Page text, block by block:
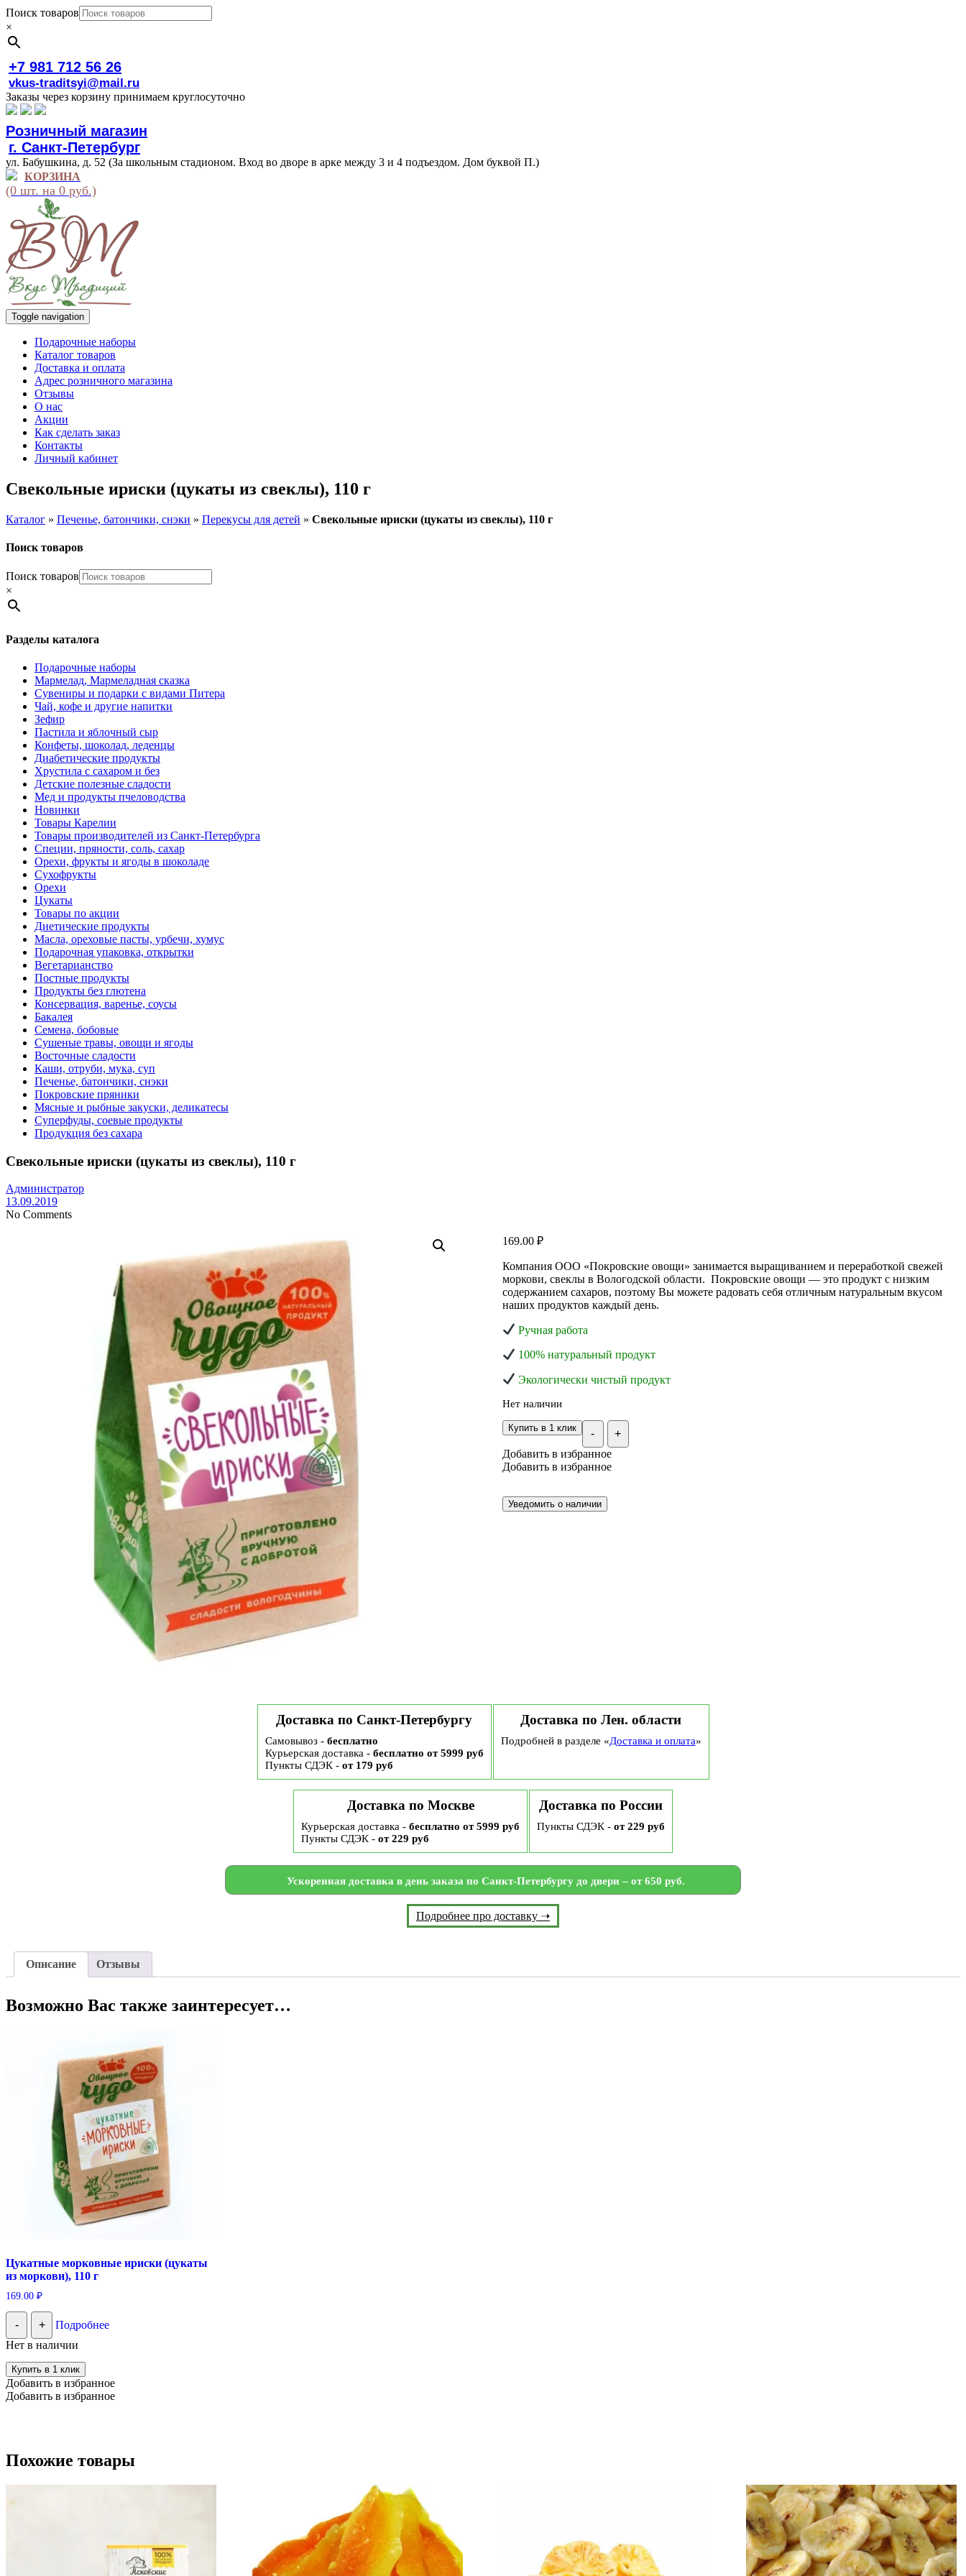
Поиск товаров
×
+7 981 712 56 26
vkus-traditsyi@mail.ru
Заказы через корзину принимаем круглосуточно
Розничный магазин
г. Санкт-Петербург
ул. Бабушкина, д. 52 (За школьным стадионом. Вход во дворе в арке между 3 и 4 подъездом. Дом буквой П.)
КОРЗИНА
(0 шт. на 0 руб.)
Toggle navigation
Подарочные наборы
Каталог товаров
Доставка и оплата
Адрес розничного магазина
Отзывы
О нас
Акции
Как сделать заказ
Контакты
Личный кабинет
Свекольные ириски (цукаты из свеклы), 110 г
Каталог » Печенье, батончики, снэки » Перекусы для детей » Свекольные ириски (цукаты из свеклы), 110 г
Поиск товаров
Поиск товаров
×
Разделы каталога
Подарочные наборы
Мармелад, Мармеладная сказка
Сувениры и подарки с видами Питера
Чай, кофе и другие напитки
Зефир
Пастила и яблочный сыр
Конфеты, шоколад, леденцы
Диабетические продукты
Хрустила с сахаром и без
Детские полезные сладости
Мед и продукты пчеловодства
Новинки
Товары Карелии
Товары производителей из Санкт-Петербурга
Специи, пряности, соль, сахар
Орехи, фрукты и ягоды в шоколаде
Сухофрукты
Орехи
Цукаты
Товары по акции
Диетические продукты
Масла, ореховые пасты, урбечи, хумус
Подарочная упаковка, открытки
Вегетарианство
Постные продукты
Продукты без глютена
Консервация, варенье, соусы
Бакалея
Семена, бобовые
Сушеные травы, овощи и ягоды
Восточные сладости
Каши, отруби, мука, суп
Печенье, батончики, снэки
Покровские пряники
Мясные и рыбные закуски, деликатесы
Суперфуды, соевые продукты
Продукция без сахара
Свекольные ириски (цукаты из свеклы), 110 г
Администратор
13.09.2019
No Comments
169.00 ₽
Компания ООО «Покровские овощи» занимается выращиванием и переработкой свежей
моркови, свеклы в Вологодской области. Покровские овощи — это продукт с низким
содержанием сахаров, поэтому Вы можете радовать себя отличным натуральным вкусом
наших продуктов каждый день.
Ручная работа
100% натуральный продукт
Экологически чистый продукт
Нет наличии
- +
Купить в 1 клик
Добавить в избранное
Добавить в избранное
Доставка по Санкт-Петербургу
Самовывоз - бесплатно
Курьерская доставка - бесплатно от 5999 руб
Пункты СДЭК - от 179 руб
Доставка по Лен. области
Подробней в разделе «Доставка и оплата»
Доставка по Москве
Курьерская доставка - бесплатно от 5999 руб
Пункты СДЭК - от 229 руб
Доставка по России
Пункты СДЭК - от 229 руб
Ускоренная доставка в день заказа по Санкт-Петербургу до двери – от 650 руб.
Подробнее про доставку ➝
Описание Отзывы
Возможно Вас также заинтересует…
Цукатные морковные ириски (цукаты
из моркови), 110 г
169.00 ₽
- +
Подробнее
Нет в наличии
Купить в 1 клик
Добавить в избранное
Добавить в избранное
Похожие товары